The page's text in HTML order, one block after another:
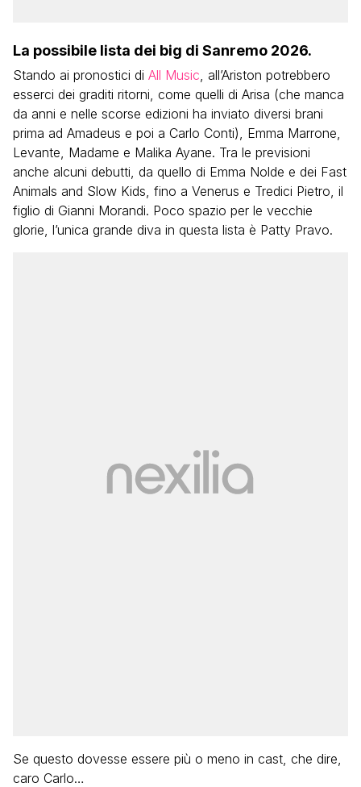
La possibile lista dei big di Sanremo 2026.
Stando ai pronostici di All Music, all’Ariston potrebbero
esserci dei graditi ritorni, come quelli di Arisa (che manca
da anni e nelle scorse edizioni ha inviato diversi brani
prima ad Amadeus e poi a Carlo Conti), Emma Marrone,
Levante, Madame e Malika Ayane. Tra le previsioni
anche alcuni debutti, da quello di Emma Nolde e dei Fast
Animals and Slow Kids, fino a Venerus e Tredici Pietro, il
figlio di Gianni Morandi. Poco spazio per le vecchie
glorie, l’unica grande diva in questa lista è Patty Pravo.
Se questo dovesse essere più o meno in cast, che dire,
caro Carlo…